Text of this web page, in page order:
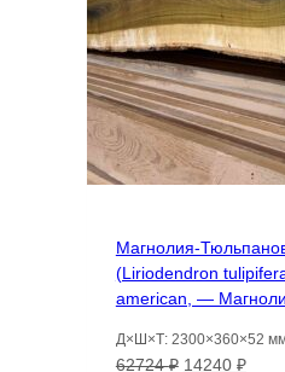
Магнолия-
(Liriodendron
american, —
Д×Ш×Т: 2300×360×52
62724₽ 14240 ₽